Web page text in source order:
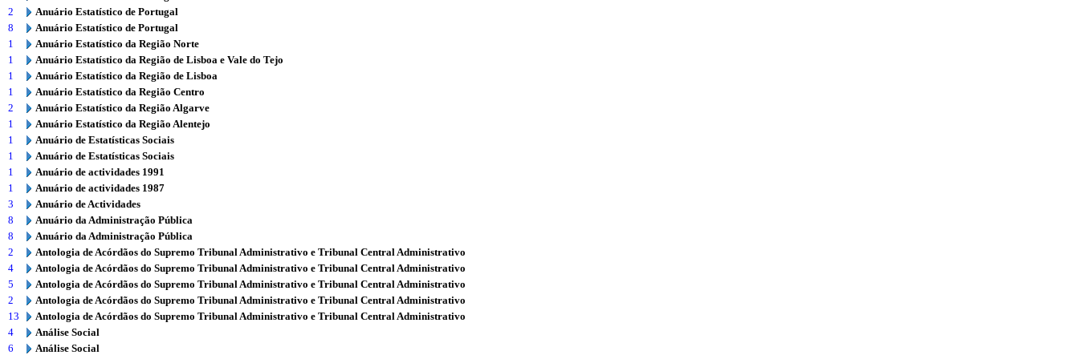
2
Anuário Estatístico de Portugal
8
Anuário Estatístico de Portugal
1
Anuário Estatístico da Região Norte
1
Anuário Estatístico da Região de Lisboa e Vale do Tejo
1
Anuário Estatístico da Região de Lisboa
1
Anuário Estatístico da Região Centro
2
Anuário Estatístico da Região Algarve
1
Anuário Estatístico da Região Alentejo
1
Anuário de Estatísticas Sociais
1
Anuário de Estatísticas Sociais
1
Anuário de actividades 1991
1
Anuário de actividades 1987
3
Anuário de Actividades
8
Anuário da Administração Pública
8
Anuário da Administração Pública
2
Antologia de Acórdãos do Supremo Tribunal Administrativo e Tribunal Central Administrativo
4
Antologia de Acórdãos do Supremo Tribunal Administrativo e Tribunal Central Administrativo
5
Antologia de Acórdãos do Supremo Tribunal Administrativo e Tribunal Central Administrativo
2
Antologia de Acórdãos do Supremo Tribunal Administrativo e Tribunal Central Administrativo
13
Antologia de Acórdãos do Supremo Tribunal Administrativo e Tribunal Central Administrativo
4
Análise Social
6
Análise Social